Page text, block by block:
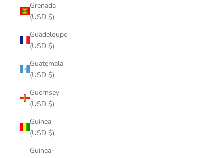
Grenada
(USD $)
Guadeloupe
(USD $)
Guatemala
(USD $)
Guernsey
(USD $)
Guinea
(USD $)
Guinea-